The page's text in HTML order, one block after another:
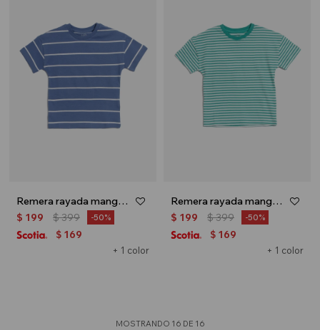
Remera rayada manga corta - Azul marino
+ 1 color
$ 199 $399 50
$ 169
Remera rayada manga corta - Verde menta
+ 1 color
$ 199 $399 50
$ 169
MOSTRANDO 16 DE 16